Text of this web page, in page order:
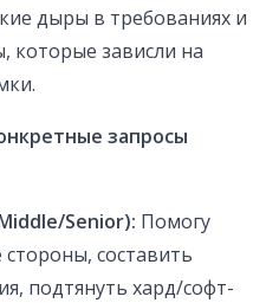
дыры в требованиях и
которые зависли на
запросы
Senior): Помогу
составить
подтянуть хард/софт-